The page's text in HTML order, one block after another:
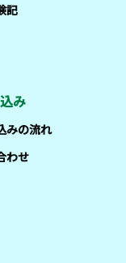
記
み
みの流れ
わせ